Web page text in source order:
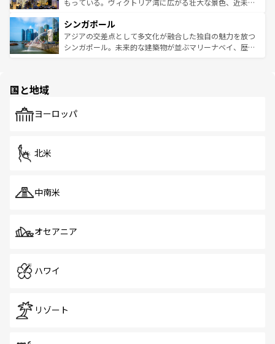
参照してほしい。
激する。気候は一年中温暖で、どの季節にも異なる楽しみ
が待っている。親しみやすいタイの人々、仏教を中心とし
た文化、そして多様な観光資源が、訪れる旅人を魅了し続
もっている。ヴィクトリア湾に広がる壮大な景色、近未来
み、どこを訪れても感動するはず。観光スポットが密集し
ており、効率よく見どころを回れるのも魅力。息をのむよ
うな絶景から文化的な体験まで、香港を存分に楽しみ尽く
シンガポール
アジアの交差点として多文化が融合した独自の魅力を放つ
シンガポール。未来的な建築物が並ぶマリーナベイ、歴史
で、ホーカーズは地元の風情を楽しめる外せないスポット
国と地域
ヨーロッパ
北米
中南米
オセアニア
ハワイ
リゾート